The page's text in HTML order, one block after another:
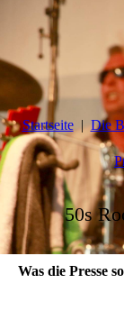
Startseite Die
50s
Was die Presse